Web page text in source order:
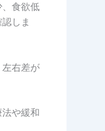
食欲低
しま
右差が
や緩和